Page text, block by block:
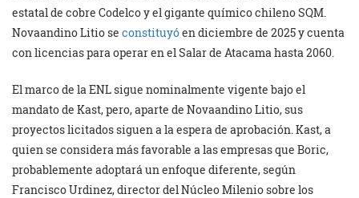
estatal de cobre Codelco y el gigante químico chileno SQM.
Novaandino Litio se constituyóen diciembre de 2025 y cuenta
con licencias para operar en el Salar de Atacama hasta 2060.
El marco de la ENL sigue nominalmente vigente bajo el
mandato de Kast, pero, aparte de Novaandino Litio, sus
proyectos licitados siguen a la espera de aprobación. Kast, a
quien se considera más favorable a las empresas que Boric,
probablemente adoptará un enfoque diferente, según
Francisco Urdinez, director del Núcleo Milenio sobre los